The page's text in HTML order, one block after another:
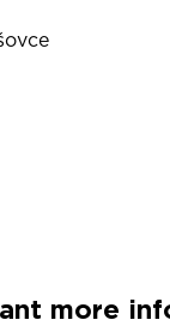
more